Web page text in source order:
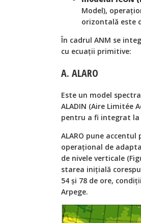
Model),
orizontală este
În cadrul ANM se
cu ecuații primitive:
A. ALARO
Este un model
ALADIN (Aire Limitée
pentru a fi integrat la
ALARO pune
operațional de
de nivele verticale
starea inițială
54 și 78 de ore,
Arpege.